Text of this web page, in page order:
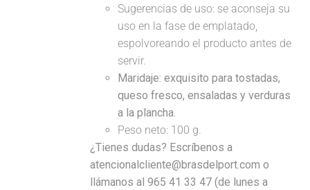
Sugerencias de uso: se aconseja su
uso en la fase de emplatado,
espolvoreando el producto antes de
servir.
Maridaje: exquisito para tostadas,
queso fresco, ensaladas y verduras
a la plancha.
Peso neto: 100 g.
¿Tienes dudas? Escríbenos a
atencionalcliente@brasdelport.com o
llámanos al 965 41 33 47 (de lunes a